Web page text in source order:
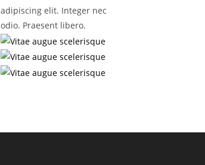
adipiscing elit. Integer nec
odio. Praesent libero.